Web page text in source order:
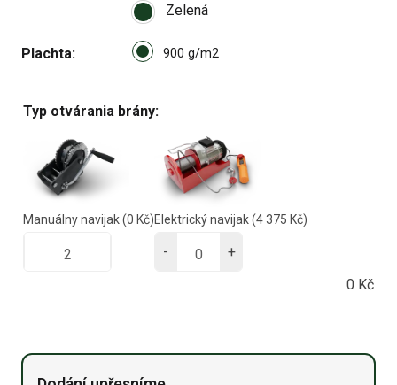
Zelená
Plachta Select pa_plachta
900 g/m2
Typ otvárania brány:
Manuálny navijak(0 Kč)Elektrický navijak(4 375 Kč)
-
+
0 Kč
Alternative: